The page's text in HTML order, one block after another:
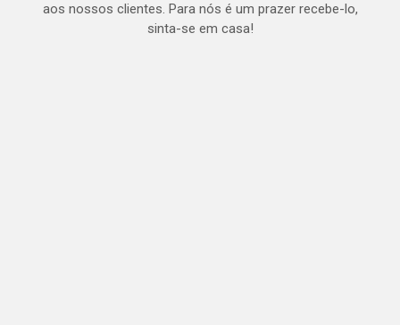
aos nossos clientes. Para nós é um prazer recebe-lo,
sinta-se em casa!